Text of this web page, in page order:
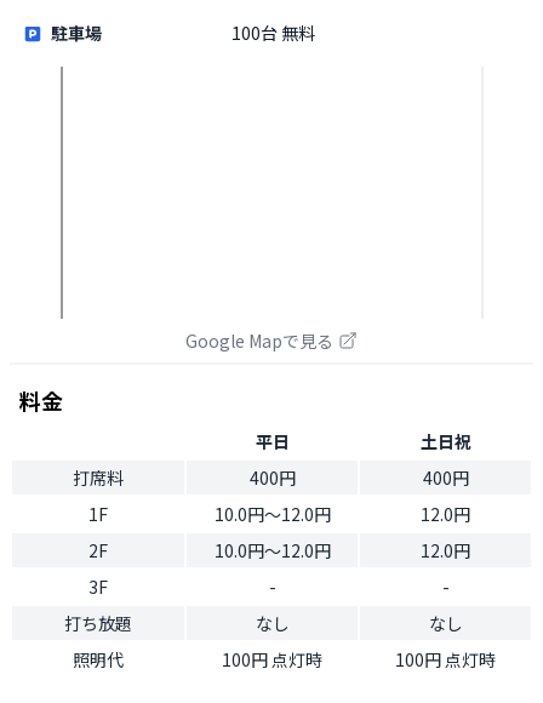
駐車場
100台 無料
Google Mapで見る
料金
平日
土日祝
打席料
400円
400円
1F
10.0円〜12.0円
12.0円
2F
10.0円〜12.0円
12.0円
3F
-
-
打ち放題
なし
なし
照明代
100円 点灯時 100円 点灯時